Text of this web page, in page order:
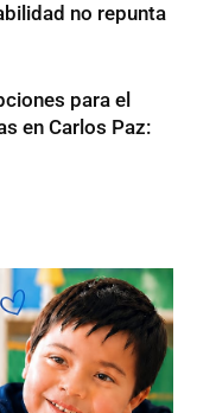
no repunta
para el
en Carlos Paz: